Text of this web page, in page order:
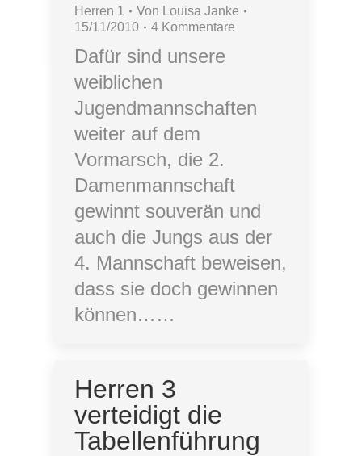
Herren 1 Von Louisa Janke
15/11/2010
4 Kommentare
Dafür sind unsere
weiblichen
Jugendmannschaften
weiter auf dem
Vormarsch, die 2.
Damenmannschaft
gewinnt souverän und
auch die Jungs aus der
4. Mannschaft beweisen,
dass sie doch gewinnen
können……
Herren 3
verteidigt die
Tabellenführung